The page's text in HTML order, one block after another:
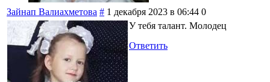
Зайнап Валиахметова # 1 декабря 2023 в 06:44 0
У тебя талант. Молодец
Ответить